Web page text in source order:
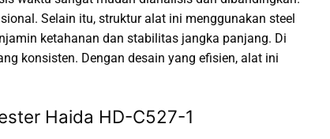
Selain itu, struktur alat ini menggunakan steel
ketahanan dan stabilitas jangka panjang. Di
konsisten. Dengan desain yang efisien, alat ini
Haida HD-C527-1